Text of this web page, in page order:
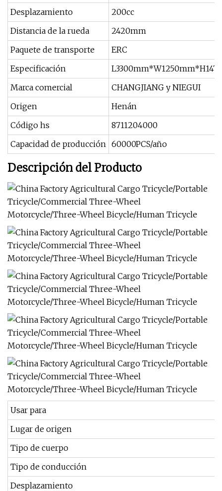
Desplazamiento
200cc
Distancia de la rueda
2420mm
Paquete de transporte
ERC
Especificación
Marca comercial
CHANGJIANG y NIEGUI
Origen
Henán
Código hs
8711204000
Capacidad de producción 60000PCS/año
Descripción del Producto
Usar para
Lugar de origen
Tipo de cuerpo
Tipo de conducción
Desplazamiento